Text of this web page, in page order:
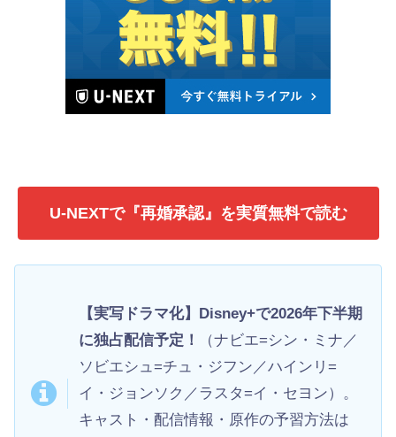
U-NEXTで『再婚承認』を実質無料で読む
【実写ドラマ化】Disney+で2026年下半期
に独占配信予定！
（ナビエ=シン・ミナ／
ソビエシュ=チュ・ジフン／ハインリ=
イ・ジョンソク／ラスタ=イ・セヨン）。
キャスト・配信情報・原作の予習方法は